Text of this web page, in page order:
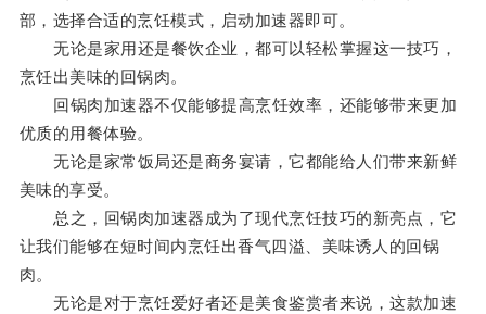
部，选择合适的烹饪模式，启动加速器即可。
无论是家用还是餐饮企业，都可以轻松掌握这一技巧，
烹饪出美味的回锅肉。
回锅肉加速器不仅能够提高烹饪效率，还能够带来更加
优质的用餐体验。
无论是家常饭局还是商务宴请，它都能给人们带来新鲜
美味的享受。
总之，回锅肉加速器成为了现代烹饪技巧的新亮点，它
让我们能够在短时间内烹饪出香气四溢、美味诱人的回锅
肉。
无论是对于烹饪爱好者还是美食鉴赏者来说，这款加速